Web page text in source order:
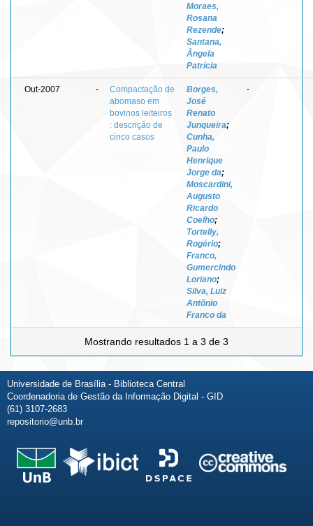
Moraes,
Rosana
Rezende;
Santana,
Ângela
Patrícia
Out-2007 -
Compactação de
abomaso em
bovinos leiteiros
: descrição de
cinco casos
Borges,
José
Renato
Junqueira;
Cunha,
Paulo
Henrique
Jorge da;
Moscardini,
Augusto
Ricardo
Coelho;
Tortelly,
Rogério;
Franco,
Gumercindo
Loriano;
Silva, Luiz
Antônio
Franco da
-
Mostrando resultados 1 a 3 de 3
Universidade de Brasília - Biblioteca Central
Coordenadoria de Gestão da Informação Digital - GID
(61) 3107-2683
repositorio@unb.br